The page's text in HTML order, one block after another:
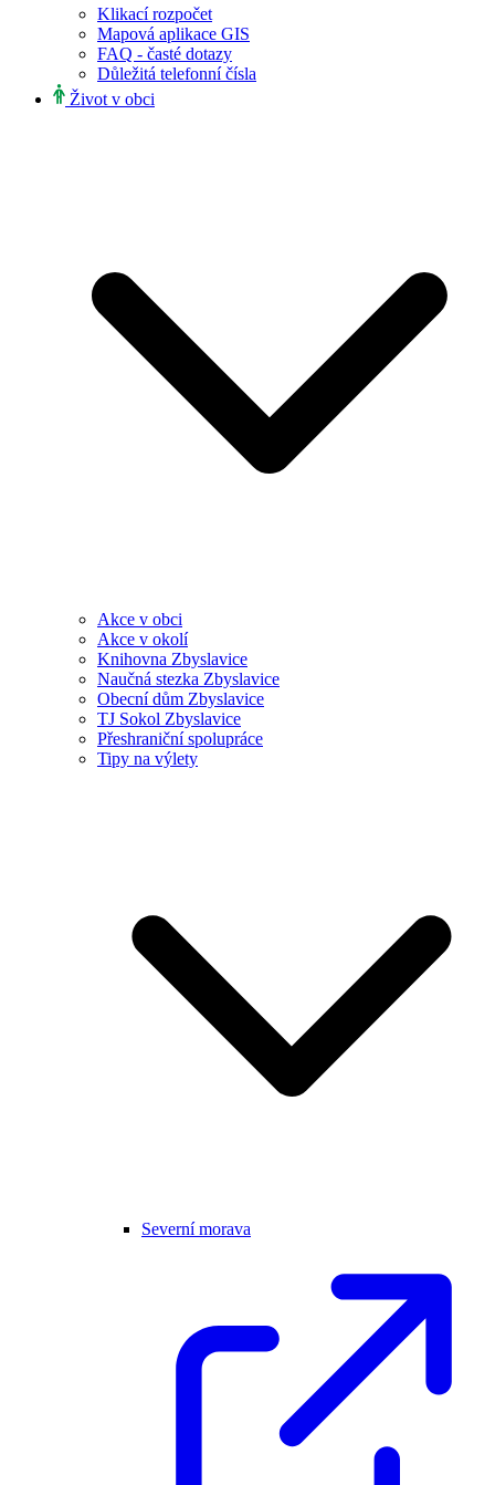
Klikací rozpočet
Mapová aplikace GIS
FAQ - časté dotazy
Důležitá telefonní čísla
Život v obci
Akce v obci
Akce v okolí
Knihovna Zbyslavice
Naučná stezka Zbyslavice
Obecní dům Zbyslavice
TJ Sokol Zbyslavice
Přeshraniční spolupráce
Tipy na výlety
Severní morava